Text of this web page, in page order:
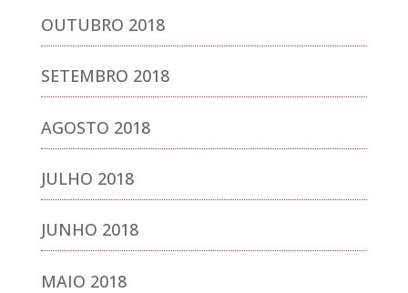
OUTUBRO 2018
SETEMBRO 2018
AGOSTO 2018
JULHO 2018
JUNHO 2018
MAIO 2018